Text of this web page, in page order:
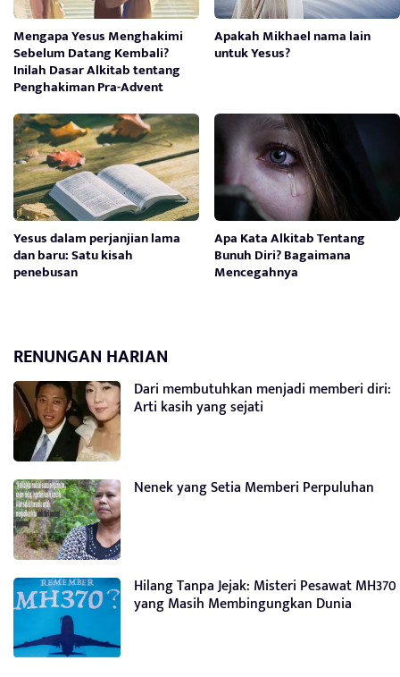
Mengapa Yesus Menghakimi
Sebelum Datang Kembali?
Inilah Dasar Alkitab tentang
Penghakiman Pra-Advent
Apakah Mikhael nama lain
untuk Yesus?
Yesus dalam perjanjian lama
dan baru: Satu kisah
penebusan
Apa Kata Alkitab Tentang
Bunuh Diri? Bagaimana
Mencegahnya
RENUNGAN HARIAN
Dari membutuhkan menjadi memberi diri:
Arti kasih yang sejati
Nenek yang Setia Memberi Perpuluhan
Hilang Tanpa Jejak: Misteri Pesawat MH370
yang Masih Membingungkan Dunia